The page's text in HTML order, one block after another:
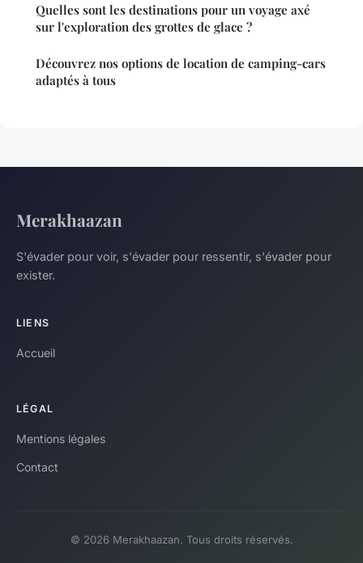
Quelles sont les destinations pour un voyage axé
sur l'exploration des grottes de glace ?
Découvrez nos options de location de camping-cars
adaptés à tous
Merakhaazan
S'évader pour voir, s'évader pour ressentir, s'évader pour
exister.
LIENS
Accueil
LÉGAL
Mentions légales
Contact
© 2026 Merakhaazan. Tous droits réservés.